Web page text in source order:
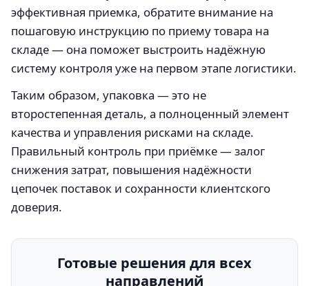
эффективная приемка, обратите внимание на
пошаговую инструкцию по приему товара на
складе — она поможет выстроить надёжную
систему контроля уже на первом этапе логистики.
Таким образом, упаковка — это не
второстепенная деталь, а полноценный элемент
качества и управления рисками на складе.
Правильный контроль при приёмке — залог
снижения затрат, повышения надёжности
цепочек поставок и сохранности клиентского
доверия.
Готовые решения для всех
направлений